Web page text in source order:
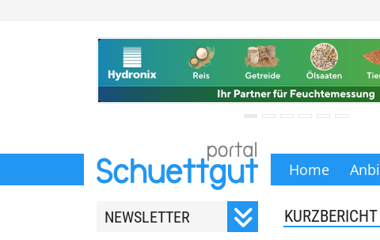
Home
NEWSLETTER KURZBERICHT